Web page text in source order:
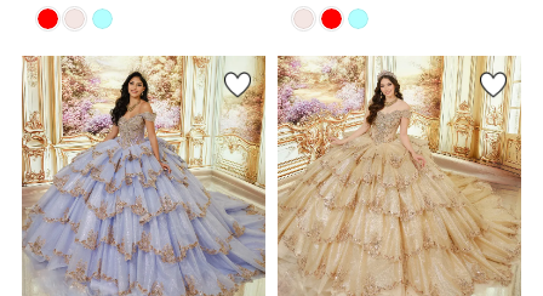
ESPAÑOL INGLES
Skip
List
#fc476ec7c4
to
end
Skip
List
#cd35d269e2
to
end